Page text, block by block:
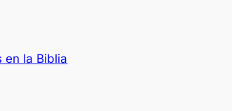
en la Biblia